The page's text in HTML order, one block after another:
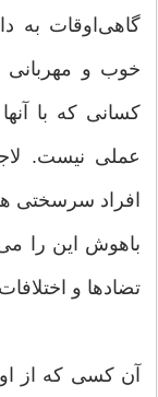
گاهی‌اوقات به
خوب و مهربانی
کسانی که با
عملی نیست.
افراد سرسختی
باهوش این را
تضادها و
آن کسی که از